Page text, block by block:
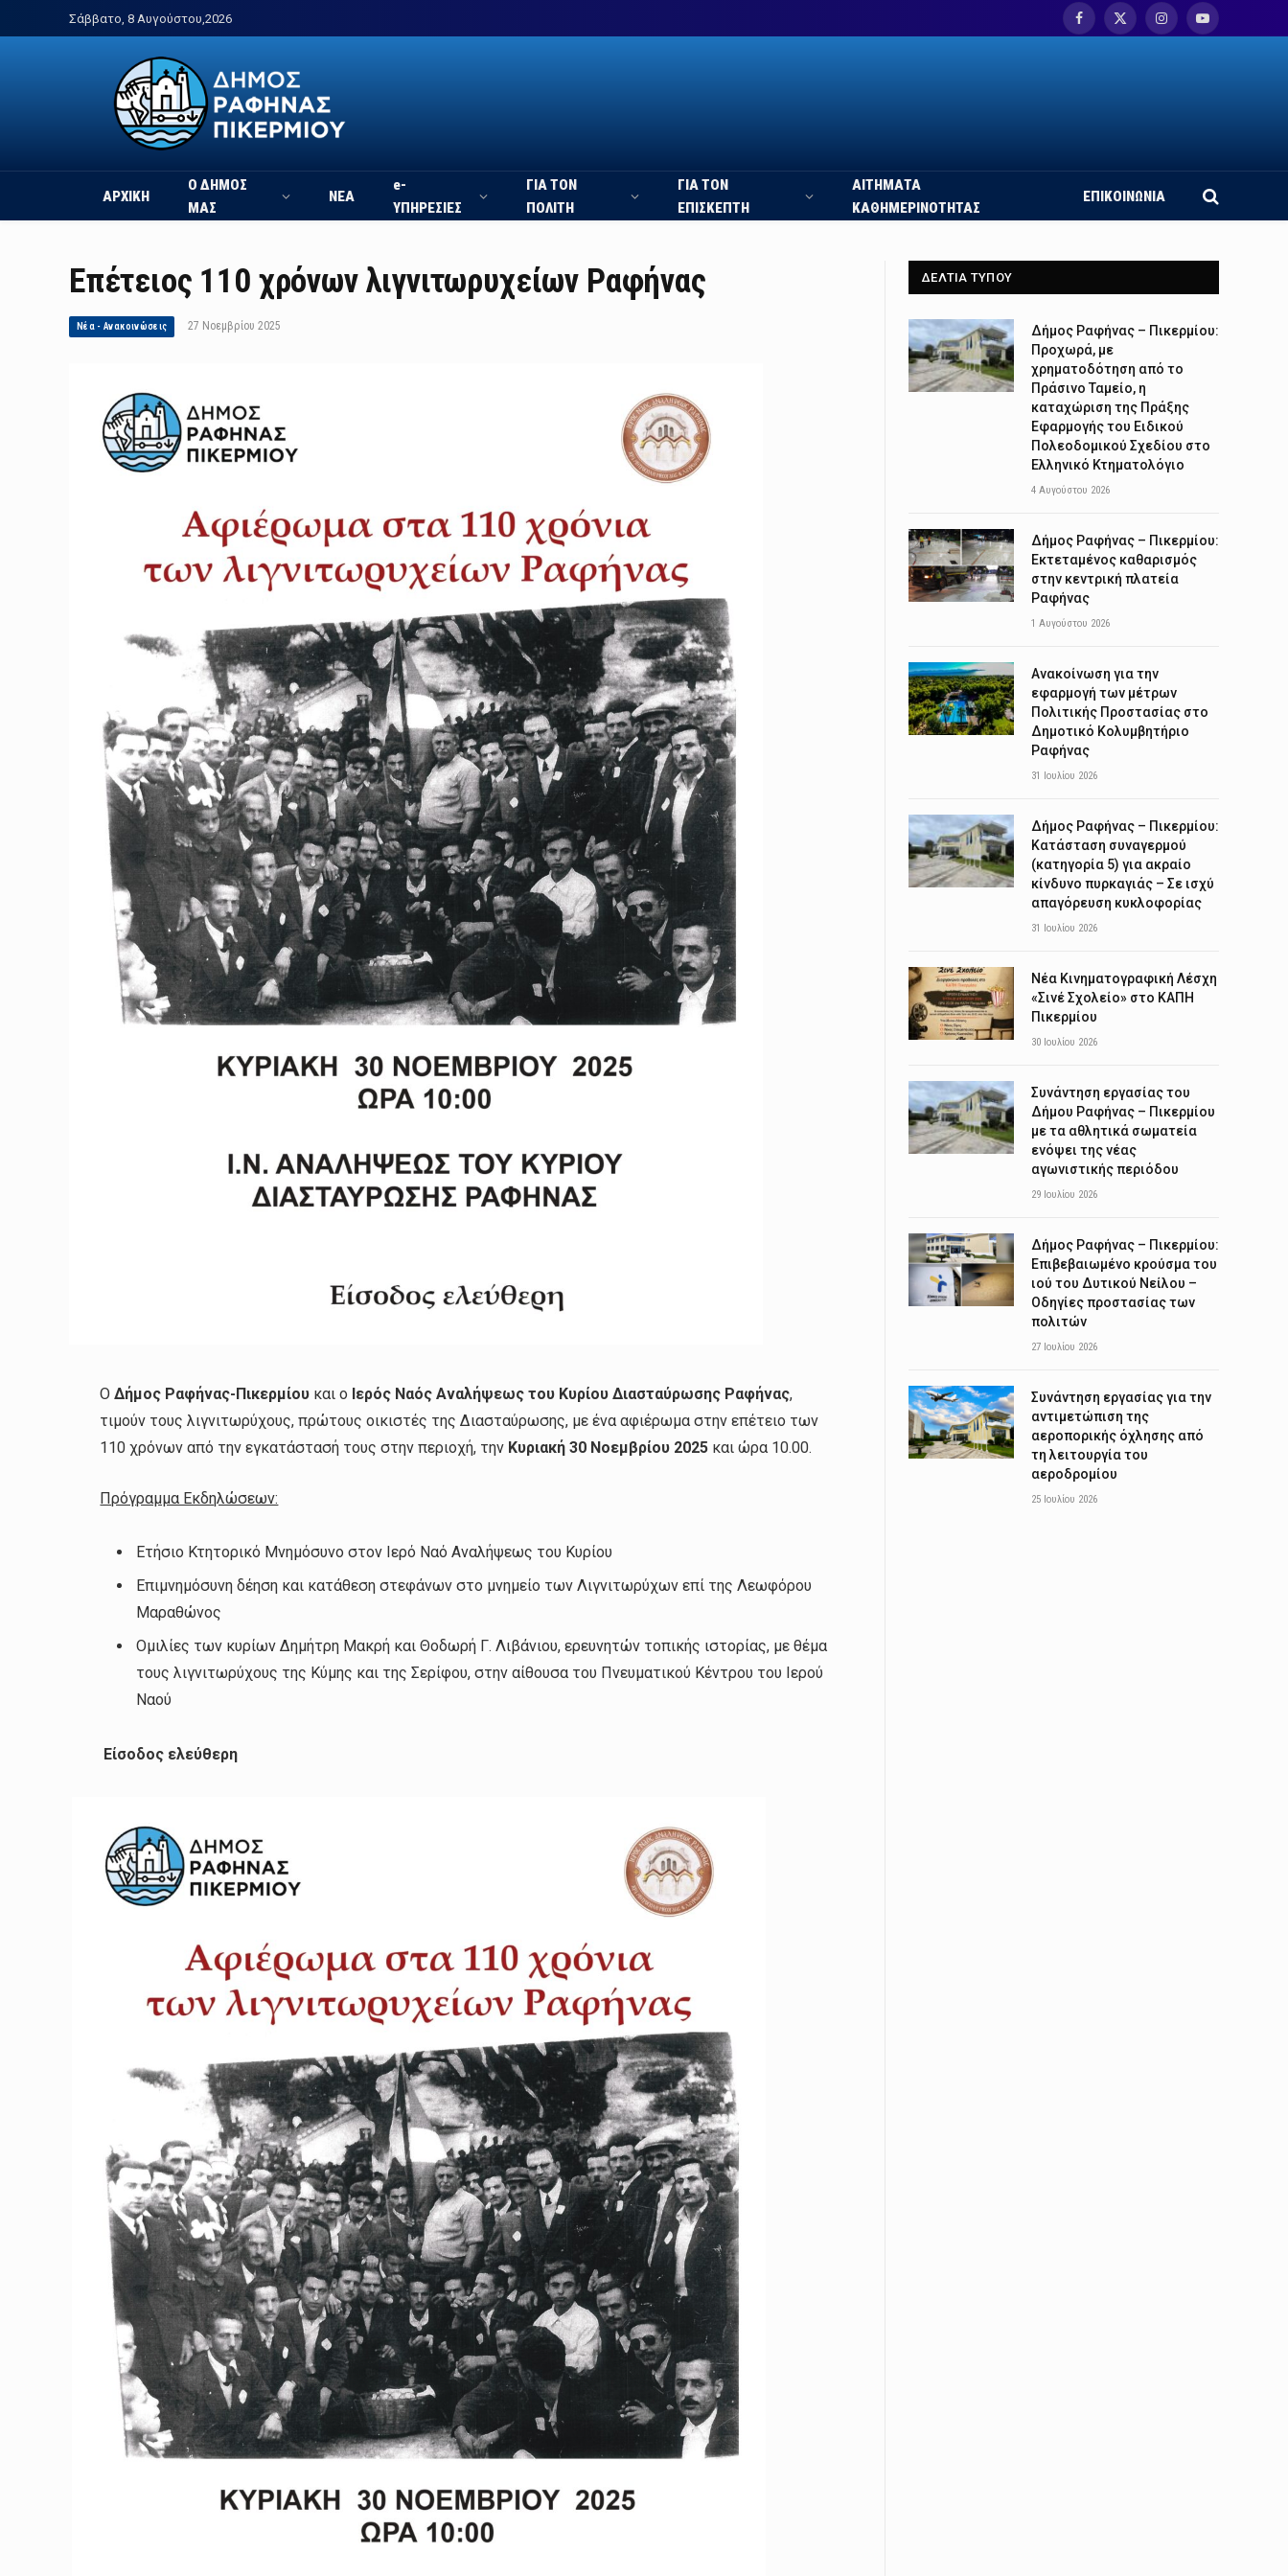
Σάββατο, 8 Αυγούστου,2026
Facebook
X
InstagramYouTube
ΑΡΧΙΚΗ
Ο ΔΗΜΟΣ
ΜΑΣ
ΝΕΑ
e-
ΥΠΗΡΕΣΙΕΣ
ΓΙΑ ΤΟΝ
ΠΟΛΙΤΗ
ΓΙΑ ΤΟΝ
ΕΠΙΣΚΕΠΤΗ
ΑΙΤΗΜΑΤΑ
ΚΑΘΗΜΕΡΙΝΟΤΗΤΑΣ
ΕΠΙΚΟΙΝΩΝΙΑ
Επέτειος 110 χρόνων λιγνιτωρυχείων Ραφήνας
Νέα - Ανακοινώσεις 27 Νοεμβρίου 2025
ΟΔήμος Ραφήνας-Πικερμίου και ο Ιερός Ναός Αναλήψεως του Κυρίου Διασταύρωσης Ραφήνας,
τιμούν τους λιγνιτωρύχους, πρώτους οικιστές της Διασταύρωσης, με ένα αφιέρωμα στην επέτειο των
110 χρόνων από την εγκατάστασή τους στην περιοχή, την Κυριακή 30 Νοεμβρίου 2025 και ώρα 10.00.
Πρόγραμμα Εκδηλώσεων:
Ετήσιο Κτητορικό Μνημόσυνο στον Ιερό Ναό Αναλήψεως του Κυρίου
Επιμνημόσυνη δέηση και κατάθεση στεφάνων στο μνημείο των Λιγνιτωρύχων επί της Λεωφόρου
Μαραθώνος
Ομιλίες των κυρίων Δημήτρη Μακρή και Θοδωρή Γ. Λιβάνιου, ερευνητών τοπικής ιστορίας, με θέμα
τους λιγνιτωρύχους της Κύμης και της Σερίφου, στην αίθουσα του Πνευματικού Κέντρου του Ιερού
Ναού
Είσοδος ελεύθερη
ΔΕΛΤΙΑ ΤΥΠΟΥ
Δήμος Ραφήνας – Πικερμίου:
Προχωρά, με
χρηματοδότηση από το
Πράσινο Ταμείο, η
καταχώριση της Πράξης
Εφαρμογής του Ειδικού
Πολεοδομικού Σχεδίου στο
Ελληνικό Κτηματολόγιο
4 Αυγούστου 2026
Δήμος Ραφήνας – Πικερμίου:
Εκτεταμένος καθαρισμός
στην κεντρική πλατεία
Ραφήνας
1 Αυγούστου 2026
Ανακοίνωση για την
εφαρμογή των μέτρων
Πολιτικής Προστασίας στο
Δημοτικό Κολυμβητήριο
Ραφήνας
31 Ιουλίου 2026
Δήμος Ραφήνας – Πικερμίου:
Κατάσταση συναγερμού
(κατηγορία 5) για ακραίο
κίνδυνο πυρκαγιάς – Σε ισχύ
απαγόρευση κυκλοφορίας
31 Ιουλίου 2026
Νέα Κινηματογραφική Λέσχη
«Σινέ Σχολείο» στο ΚΑΠΗ
Πικερμίου
30 Ιουλίου 2026
Συνάντηση εργασίας του
Δήμου Ραφήνας – Πικερμίου
με τα αθλητικά σωματεία
ενόψει της νέας
αγωνιστικής περιόδου
29 Ιουλίου 2026
Δήμος Ραφήνας – Πικερμίου:
Επιβεβαιωμένο κρούσμα του
ιού του Δυτικού Νείλου –
Οδηγίες προστασίας των
πολιτών
27 Ιουλίου 2026
Συνάντηση εργασίας για την
αντιμετώπιση της
αεροπορικής όχλησης από
τη λειτουργία του
αεροδρομίου
25 Ιουλίου 2026